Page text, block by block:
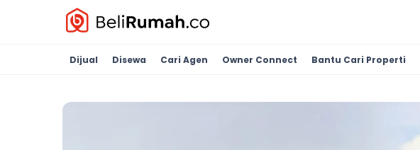
Dijual Disewa Cari Agen Owner Connect Bantu Cari Properti